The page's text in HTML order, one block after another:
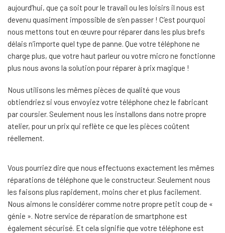
aujourd’hui, que ça soit pour le travail ou les loisirs il nous est
devenu quasiment impossible de s’en passer ! C’est pourquoi
nous mettons tout en œuvre pour réparer dans les plus brefs
délais n’importe quel type de panne. Que votre téléphone ne
charge plus, que votre haut parleur ou votre micro ne fonctionne
plus nous avons la solution pour réparer à prix magique !
Nous utilisons les mêmes pièces de qualité que vous
obtiendriez si vous envoyiez votre téléphone chez le fabricant
par coursier. Seulement nous les installons dans notre propre
atelier, pour un prix qui reflète ce que les pièces coûtent
réellement.
Vous pourriez dire que nous effectuons exactement les mêmes
réparations de téléphone que le constructeur. Seulement nous
les faisons plus rapidement, moins cher et plus facilement.
Nous aimons le considérer comme notre propre petit coup de «
génie ». Notre service de réparation de smartphone est
également sécurisé. Et cela signifie que votre téléphone est